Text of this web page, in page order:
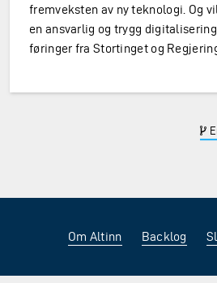
fremveksten av ny teknologi. Og
en ansvarlig og trygg
føringer fra Stortinget og
Om Altinn Backlog